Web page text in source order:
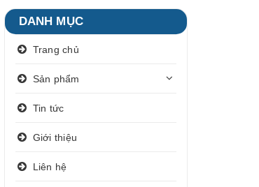
DANH MỤC
Trang chủ
Sản phẩm
Tin tức
Giới thiệu
Liên hệ